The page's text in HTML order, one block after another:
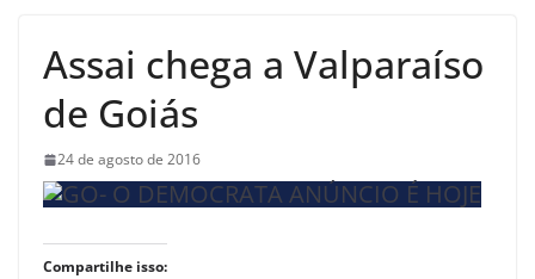
Assai chega a Valparaíso
de Goiás
24 de agosto de 2016
Compartilhe isso: